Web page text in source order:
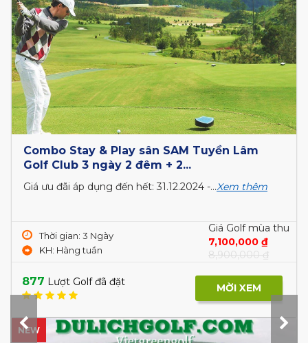
Combo Stay & Play sân SAM Tuyền Lâm
Golf Club 3 ngày 2 đêm + 2...
Giá ưu đãi áp dụng đến hết: 31.12.2024 -...Xem thêm
Thời gian: 3 Ngày
KH: Hàng tuần
Giá Golf mùa thu
7,100,000 ₫
8,900,000 ₫
877 Lượt Golf đã đặt MỜI XEM
NEW